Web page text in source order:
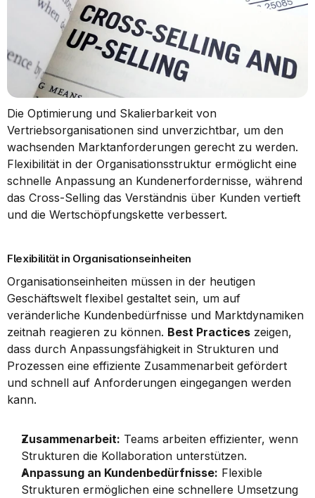
Die Optimierung und Skalierbarkeit von
Vertriebsorganisationen sind unverzichtbar, um den
wachsenden Marktanforderungen gerecht zu werden.
Flexibilität in der Organisationsstruktur ermöglicht eine
schnelle Anpassung an Kundenerfordernisse, während
das Cross-Selling das Verständnis über Kunden vertieft
und die Wertschöpfungskette verbessert.
Flexibilität in Organisationseinheiten
Organisationseinheiten müssen in der heutigen
Geschäftswelt flexibel gestaltet sein, um auf
veränderliche Kundenbedürfnisse und Marktdynamiken
zeitnah reagieren zu können. Best Practices zeigen,
dass durch Anpassungsfähigkeit in Strukturen und
Prozessen eine effiziente Zusammenarbeit gefördert
und schnell auf Anforderungen eingegangen werden
kann.
Zusammenarbeit: Teams arbeiten effizienter, wenn
Strukturen die Kollaboration unterstützen.
Anpassung an Kundenbedürfnisse: Flexible
Strukturen ermöglichen eine schnellere Umsetzung